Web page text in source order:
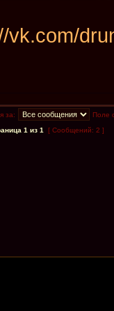
vk.com/
за:
Поле
1 из 1 [ Сообщений: 2 ]